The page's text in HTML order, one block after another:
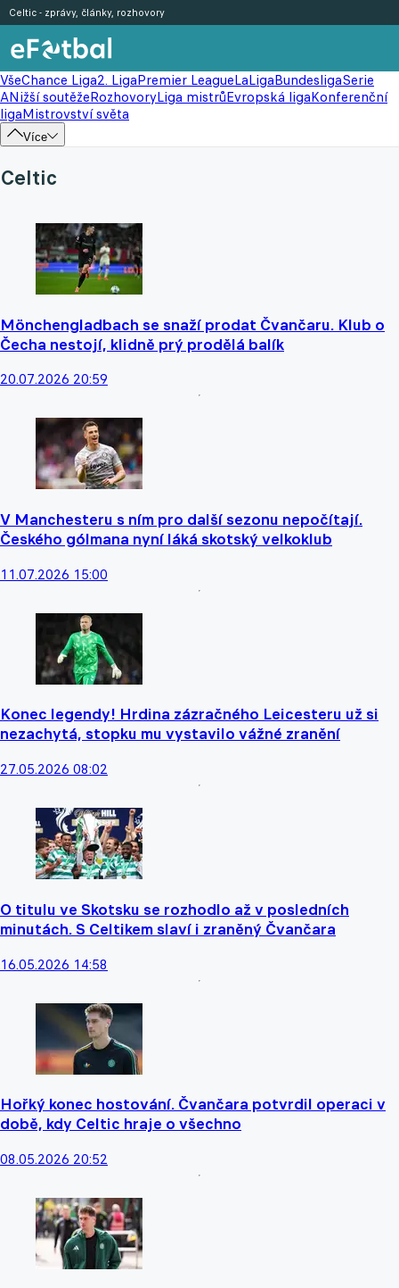
VšeChance Liga2. LigaPremier LeagueLaLigaBundesligaSerie
ANižší soutěžeRozhovoryLiga mistrůEvropská ligaKonferenční
ligaMistrovství světa
Více
Celtic - zprávy, články, rozhovory
Celtic
Mönchengladbach se snaží prodat Čvančaru. Klub o
Čecha nestojí, klidně prý prodělá balík
20.07.2026 20:59
V Manchesteru s ním pro další sezonu nepočítají.
Českého gólmana nyní láká skotský velkoklub
11.07.2026 15:00
Konec legendy! Hrdina zázračného Leicesteru už si
nezachytá, stopku mu vystavilo vážné zranění
27.05.2026 08:02
O titulu ve Skotsku se rozhodlo až v posledních
minutách. S Celtikem slaví i zraněný Čvančara
16.05.2026 14:58
Hořký konec hostování. Čvančara potvrdil operaci v
době, kdy Celtic hraje o všechno
08.05.2026 20:52